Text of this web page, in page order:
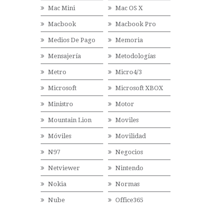
Mac Mini Mac OS X
Macbook Macbook Pro
Medios De Pago Memoria
Mensajería Metodologías
Metro Micro4/3
Microsoft Microsoft XBOX
Ministro Motor
Mountain Lion Moviles
Móviles Movilidad
N97 Negocios
Netviewer Nintendo
Nokia Normas
Nube Office365